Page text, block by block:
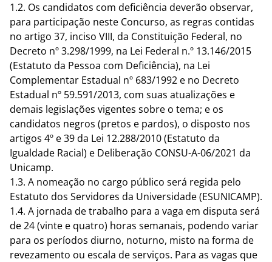
1.2. Os candidatos com deficiência deverão observar,
para participação neste Concurso, as regras contidas
no artigo 37, inciso VIII, da Constituição Federal, no
Decreto nº 3.298/1999, na Lei Federal n.º 13.146/2015
(Estatuto da Pessoa com Deficiência), na Lei
Complementar Estadual nº 683/1992 e no Decreto
Estadual nº 59.591/2013, com suas atualizações e
demais legislações vigentes sobre o tema; e os
candidatos negros (pretos e pardos), o disposto nos
artigos 4º e 39 da Lei 12.288/2010 (Estatuto da
Igualdade Racial) e Deliberação CONSU-A-06/2021 da
Unicamp.
1.3. A nomeação no cargo público será regida pelo
Estatuto dos Servidores da Universidade (ESUNICAMP).
1.4. A jornada de trabalho para a vaga em disputa será
de 24 (vinte e quatro) horas semanais, podendo variar
para os períodos diurno, noturno, misto na forma de
revezamento ou escala de serviços. Para as vagas que